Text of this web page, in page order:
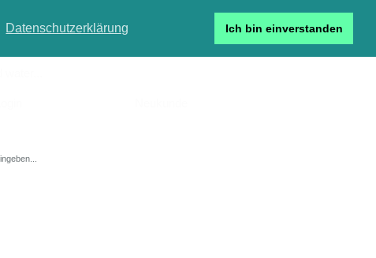
Datenschutzerklärung Ich bin einverstanden